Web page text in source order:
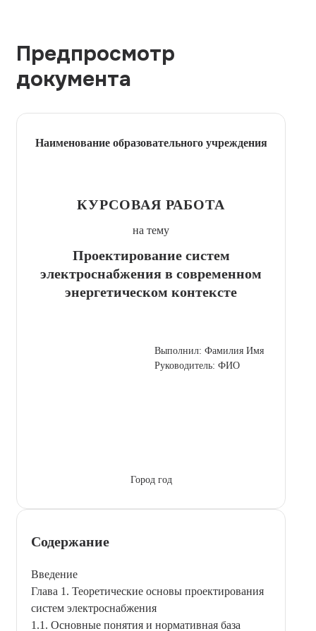
Предпросмотр
документа
Наименование образовательного учреждения
КУРСОВАЯ РАБОТА
на тему
Проектирование систем
электроснабжения в современном
энергетическом контексте
Выполнил: Фамилия Имя
Руководитель: ФИО
Город год
Содержание
Введение
Глава 1. Теоретические основы проектирования
систем электроснабжения
1.1. Основные понятия и нормативная база